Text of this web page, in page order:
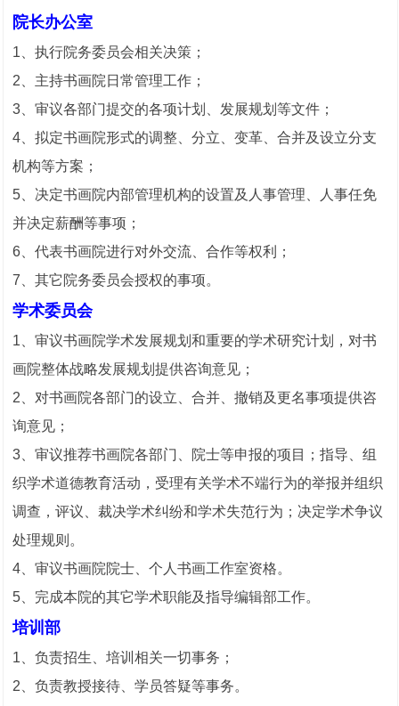
1
院长办公室
1、执行院务委员会相关决策；
2、主持书画院日常管理工作；
3、审议各部门提交的各项计划、发展规划等文件；
4、拟定书画院形式的调整、分立、变革、合并及设立分支
机构等方案；
5、决定书画院内部管理机构的设置及人事管理、人事任免
并决定薪酬等事项；
6、代表书画院进行对外交流、合作等权利；
7、其它院务委员会授权的事项。
学术委员会
1、审议书画院学术发展规划和重要的学术研究计划，对书
画院整体战略发展规划提供咨询意见；
2、对书画院各部门的设立、合并、撤销及更名事项提供咨
询意见；
3、审议推荐书画院各部门、院士等申报的项目；指导、组
织学术道德教育活动，受理有关学术不端行为的举报并组织
调查，评议、裁决学术纠纷和学术失范行为；决定学术争议
处理规则。
4、审议书画院院士、个人书画工作室资格。
5、完成本院的其它学术职能及指导编辑部工作。
培训部
1、负责招生、培训相关一切事务；
2、负责教授接待、学员答疑等事务。